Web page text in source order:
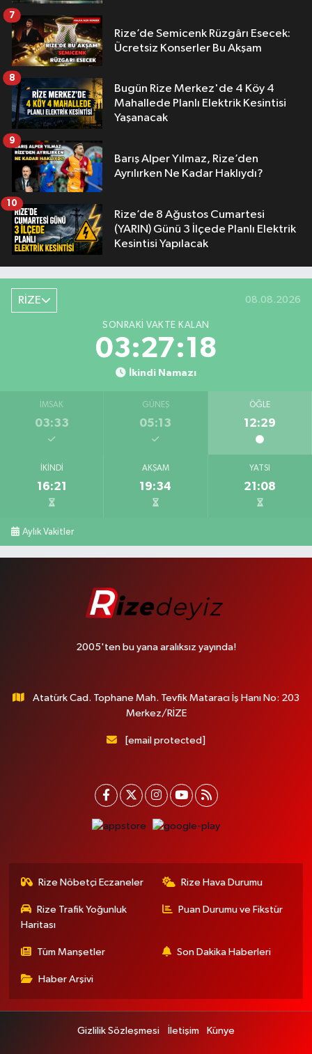
Rize’de Semicenk Rüzgârı Esecek:
Ücretsiz Konserler Bu Akşam
7
Bugün Rize Merkez'de 4 Köy 4
Mahallede Planlı Elektrik Kesintisi
Yaşanacak
8
Barış Alper Yılmaz, Rize’den
Ayrılırken Ne Kadar Haklıydı?
9
Rize’de 8 Ağustos Cumartesi
(YARIN) Günü 3 İlçede Planlı Elektrik
Kesintisi Yapılacak
10
RİZE 08.08.2026
SONRAKI VAKTE KALAN
03:27:17
İkindi Namazı
İMSAK
03:33
GÜNEŞ
05:13
ÖĞLE
12:29
İKINDI
16:21
AKŞAM
19:34
YATSI
21:08
Aylık Vakitler
2005'ten bu yana aralıksız yayında!
Atatürk Cad. Tophane Mah. Tevfik Mataracı İş Hanı No: 203
Merkez/RİZE
[email protected]
Rize Nöbetçi Eczaneler Rize Hava Durumu
Rize Trafik Yoğunluk
Haritası
Puan Durumu ve Fikstür
Tüm Manşetler Son Dakika Haberleri
Haber Arşivi
Gizlilik Sözleşmesi İletişim Künye